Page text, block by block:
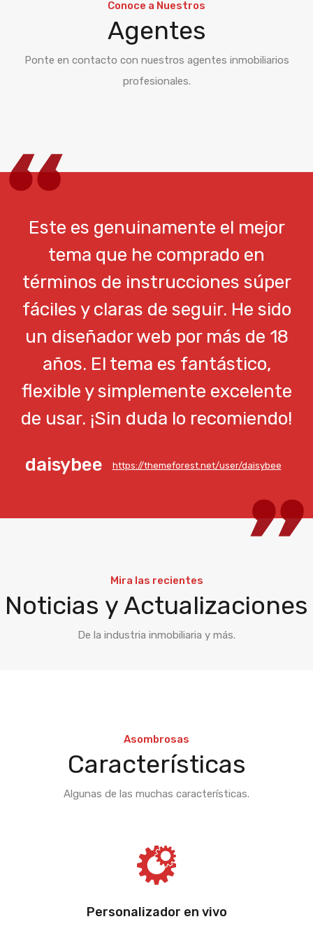
Conoce a Nuestros
Agentes
Ponte en contacto con nuestros agentes inmobiliarios
profesionales.
Este es genuinamente el mejor
tema que he comprado en
términos de instrucciones súper
fáciles y claras de seguir. He sido
un diseñador web por más de 18
años. El tema es fantástico,
flexible y simplemente excelente
de usar. ¡Sin duda lo recomiendo!
daisybee https://themeforest.net/user/daisybee
Mira las recientes
Noticias y Actualizaciones
De la industria inmobiliaria y más.
Asombrosas
Características
Algunas de las muchas características.
Personalizador en vivo